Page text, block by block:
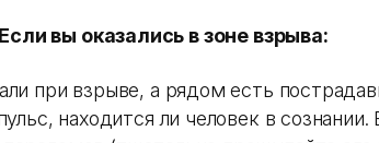
Если вы оказались в зоне взрыва:
при взрыве, а рядом есть
находится ли человек в сознании.